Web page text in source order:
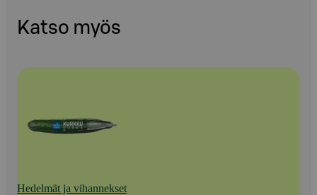
Katso myös
Hedelmät ja vihannekset